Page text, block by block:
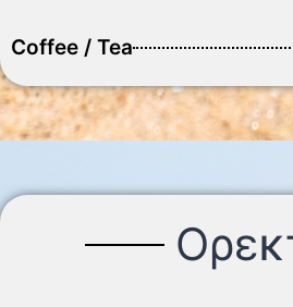
Coffee / Tea